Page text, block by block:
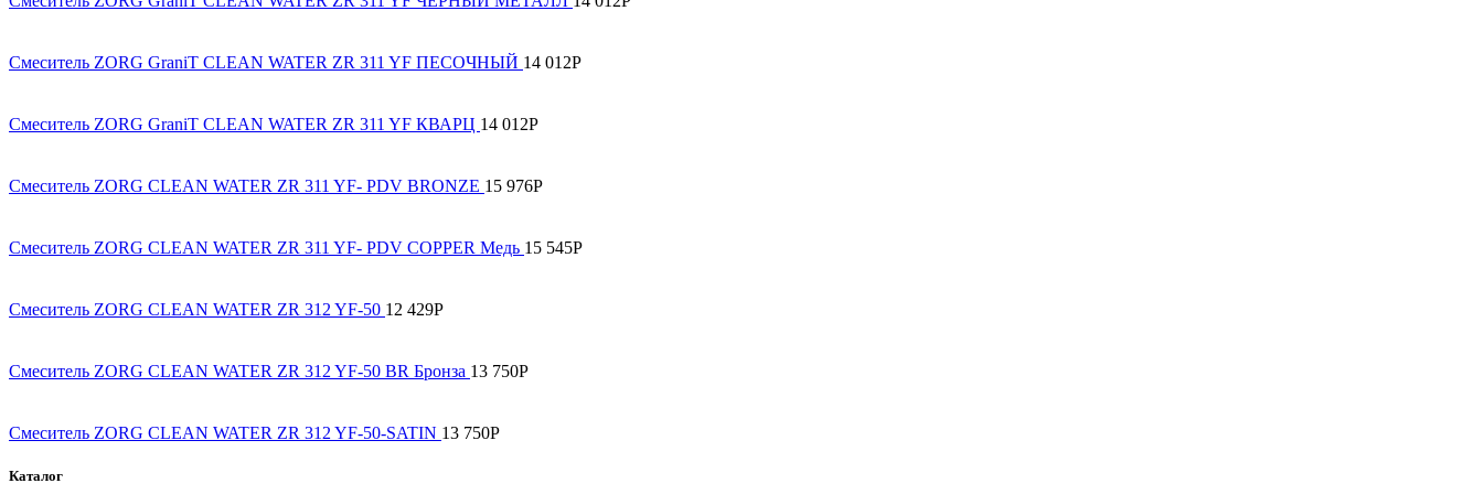
Смеситель ZORG GraniT CLEAN WATER ZR 311 YF ПЕСОЧНЫЙ 14 012Р
Смеситель ZORG GraniT CLEAN WATER ZR 311 YF КВАРЦ 14 012Р
Смеситель ZORG CLEAN WATER ZR 311 YF- PDV BRONZE 15 976Р
Смеситель ZORG CLEAN WATER ZR 311 YF- PDV COPPER Медь 15 545Р
Смеситель ZORG CLEAN WATER ZR 312 YF-50 12 429Р
Смеситель ZORG CLEAN WATER ZR 312 YF-50 BR Бронза 13 750Р
Смеситель ZORG CLEAN WATER ZR 312 YF-50-SATIN 13 750Р
Каталог